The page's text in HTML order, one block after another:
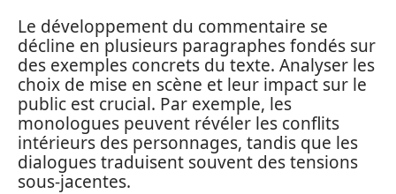
Le développement du commentaire se
décline en plusieurs paragraphes fondés sur
des exemples concrets du texte. Analyser les
choix de mise en scène et leur impact sur le
public est crucial. Par exemple, les
monologues peuvent révéler les conflits
intérieurs des personnages, tandis que les
dialogues traduisent souvent des tensions
sous-jacentes.